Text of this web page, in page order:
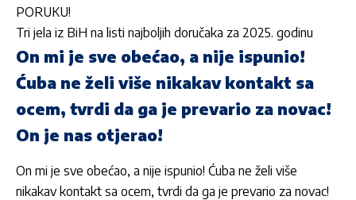
PORUKU!
Tri jela iz BiH na listi najboljih doručaka za 2025. godinu
On mi je sve obećao, a nije ispunio!
Ćuba ne želi više nikakav kontakt sa
ocem, tvrdi da ga je prevario za novac!
On je nas otjerao!
On mi je sve obećao, a nije ispunio! Ćuba ne želi više
nikakav kontakt sa ocem, tvrdi da ga je prevario za novac!